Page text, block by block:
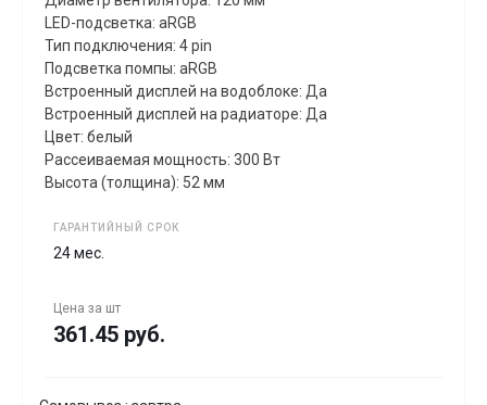
LED-подсветка: aRGB
Тип подключения: 4 pin
Подсветка помпы: aRGB
Встроенный дисплей на водоблоке: Да
Встроенный дисплей на радиаторе: Да
Цвет: белый
Рассеиваемая мощность: 300 Вт
Высота (толщина): 52 мм
ГАРАНТИЙНЫЙ СРОК
24 мес.
Цена за шт
361.45 руб.